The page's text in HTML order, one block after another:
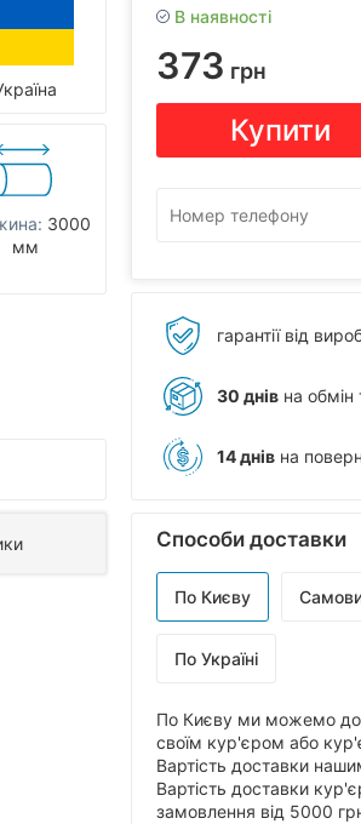
3000
мм
В наявності
373 грн
Купити
гарантії від
30 днів на обмін
14 днів на
Способи доставки
По Києву
По Україні
По Києву ми можемо
своїм кур'єром або
Вартість доставки
Вартість доставки
замовлення від 5000